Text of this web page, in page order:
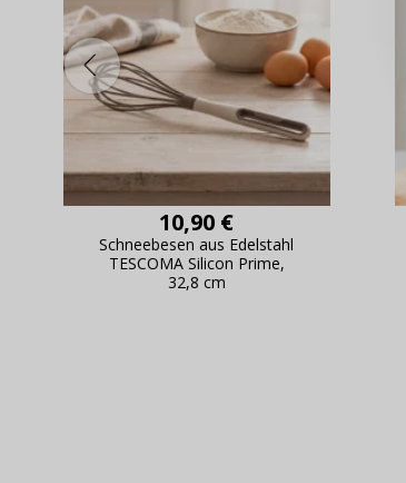
10,90 €
Schneebesen aus Edelstahl
TESCOMA Silicon Prime,
32,8 cm